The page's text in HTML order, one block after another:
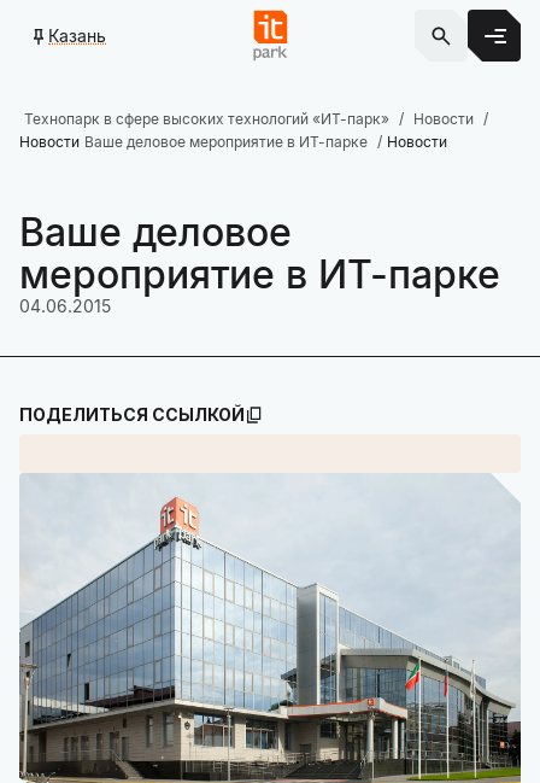
Казань
Технопарк в сфере высоких технологий «ИТ-парк»
Новости
Новости Ваше деловое мероприятие в ИТ-парке Новости
Ваше деловое
мероприятие в ИТ-парке
04.06.2015
ПОДЕЛИТЬСЯ ССЫЛКОЙ